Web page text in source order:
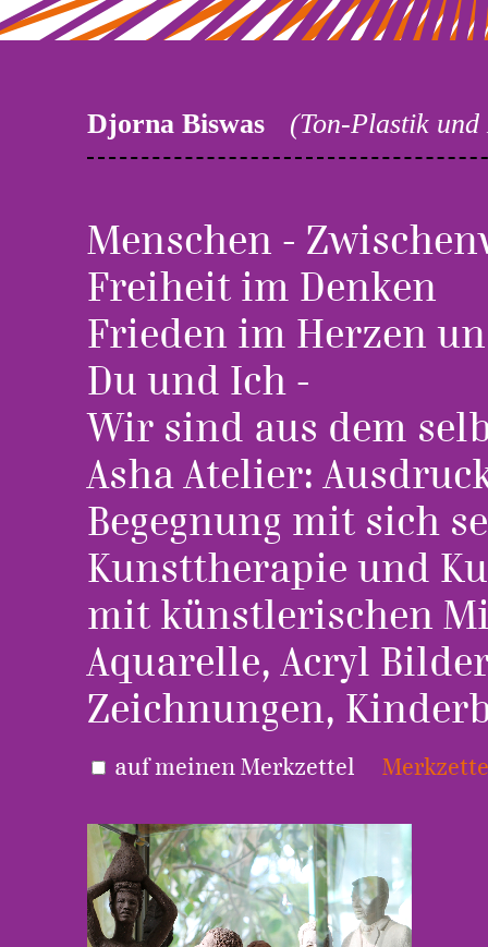
Djorna Biswas (Ton-Plastik
Menschen -
Freiheit im Denken
Frieden im Herzen
Du und Ich -
Wir sind aus dem
Asha Atelier:
Begegnung mit sich
Kunsttherapie und
mit künstlerischen
Aquarelle, Acryl
Zeichnungen,
auf meinen Merkzettel